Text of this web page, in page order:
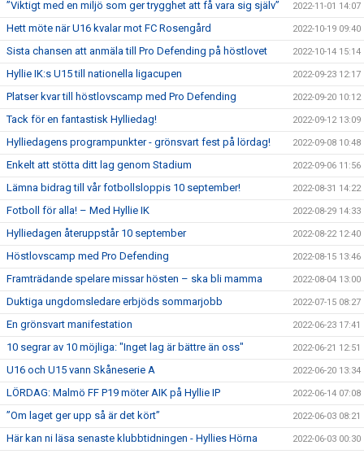
”Viktigt med en miljö som ger trygghet att få vara sig själv” 2022-11-01 14:07
Hett möte när U16 kvalar mot FC Rosengård 2022-10-19 09:40
Sista chansen att anmäla till Pro Defending på höstlovet 2022-10-14 15:14
Hyllie IK:s U15 till nationella ligacupen 2022-09-23 12:17
Platser kvar till höstlovscamp med Pro Defending 2022-09-20 10:12
Tack för en fantastisk Hylliedag! 2022-09-12 13:09
Hylliedagens programpunkter - grönsvart fest på lördag! 2022-09-08 10:48
Enkelt att stötta ditt lag genom Stadium 2022-09-06 11:56
Lämna bidrag till vår fotbollsloppis 10 september! 2022-08-31 14:22
Fotboll för alla! – Med Hyllie IK 2022-08-29 14:33
Hylliedagen återuppstår 10 september 2022-08-22 12:40
Höstlovscamp med Pro Defending 2022-08-15 13:46
Framträdande spelare missar hösten – ska bli mamma 2022-08-04 13:00
Duktiga ungdomsledare erbjöds sommarjobb 2022-07-15 08:27
En grönsvart manifestation 2022-06-23 17:41
10 segrar av 10 möjliga: "Inget lag är bättre än oss" 2022-06-21 12:51
U16 och U15 vann Skåneserie A 2022-06-20 13:34
LÖRDAG: Malmö FF P19 möter AIK på Hyllie IP 2022-06-14 07:08
”Om laget ger upp så är det kört” 2022-06-03 08:21
Här kan ni läsa senaste klubbtidningen - Hyllies Hörna 2022-06-03 00:30